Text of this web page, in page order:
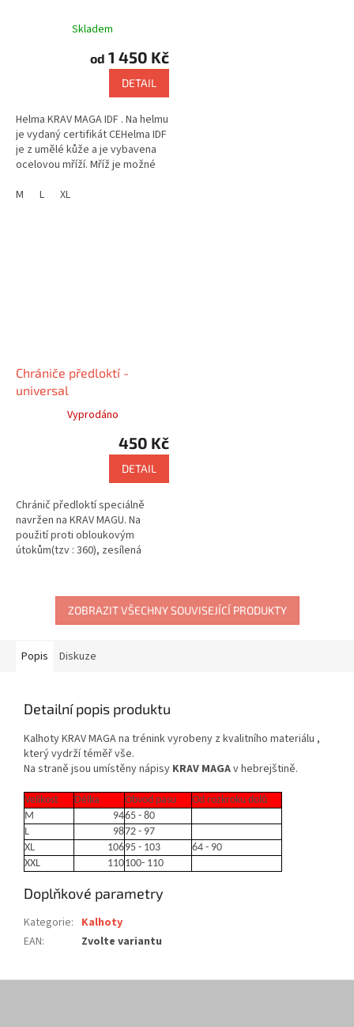
Skladem
od 1 450 Kč
DETAIL
Helma KRAV MAGA IDF . Na helmu
je vydaný certifikát CEHelma IDF
je z umělé kůže a je vybavena
ocelovou mříží. Mříž je možné
sparing.Výrobce: KING FIGHTER
M L XL
Chrániče předloktí -
universal
Vyprodáno
450 Kč
DETAIL
Chránič předloktí speciálně
navržen na KRAV MAGU. Na
použití proti obloukovým
útokům(tzv : 360), zesílená
ZOBRAZIT VŠECHNY SOUVISEJÍCÍ PRODUKTY
Popis Diskuze
Detailní popis produktu
Kalhoty KRAV MAGA na trénink vyrobeny z kvalitního materiálu ,
který vydrží téměř vše.
Na straně jsou umístěny nápisy KRAV MAGAv hebrejštině.
Velikost Délka Obvod pasu
Od rozkroku dolů
M
9465 - 80
L
9872 - 97
XL
10695 - 103
64 - 90
XXL
110100- 110
Doplňkové parametry
Kategorie: Kalhoty
EAN: Zvolte variantu